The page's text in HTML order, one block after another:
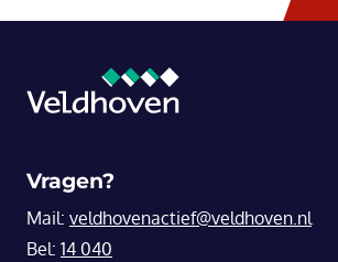
Vragen?
Mail: veldhovenactief@veldhoven.nl
Bel: 14 040